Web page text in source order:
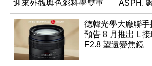
迎來外觀與色彩科學雙重
優化
ASPH.
德韓光學大廠聯
預告 8 月推出 L
F2.8 望遠變焦鏡